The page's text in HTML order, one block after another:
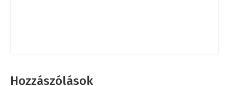
Hozzászólások